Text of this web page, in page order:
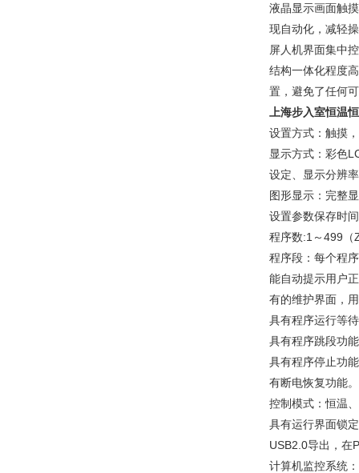
液晶显示画面触
现自动化，减轻
屏人机界面集中
结构一体化程度
置，避免了任何
上海步入室恒温
设置方式：触摸
显示方式：彩色
设定、显示分辨
图形显示：完整
设置参数保存时
程序数:1～499（
程序段：每个程
能自动提示用户
有的维护界面，
具有程序运行等
具有程序跳段功
具有程序停止功
有断电恢复功能。
控制模式：恒温
具有运行界面锁
USB2.0导出，在
计算机监控系统